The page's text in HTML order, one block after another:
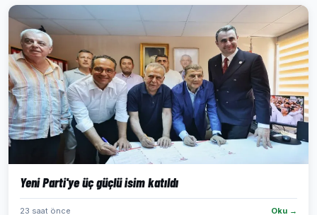
Yeni Parti'ye üç güçlü isim katıldı
23 saat önce Oku →